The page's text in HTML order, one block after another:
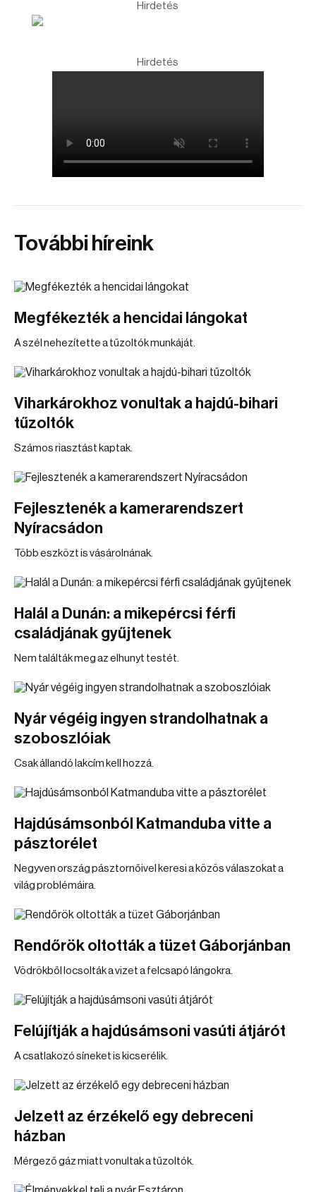
Hirdetés
Hirdetés
További híreink
Megfékezték a hencidai lángokat
A szél nehezítette a tűzoltók munkáját.
Viharkárokhoz vonultak a hajdú-bihari
tűzoltók
Számos riasztást kaptak.
Fejlesztenék a kamerarendszert
Nyíracsádon
Több eszközt is vásárolnának.
Halál a Dunán: a mikepércsi férfi
családjának gyűjtenek
Nem találták meg az elhunyt testét.
Nyár végéig ingyen strandolhatnak a
szoboszlóiak
Csak állandó lakcím kell hozzá.
Hajdúsámsonból Katmanduba vitte a
pásztorélet
Negyven ország pásztornőivel keresi a közös válaszokat a
világ problémáira.
Rendőrök oltották a tüzet Gáborjánban
Vödrökből locsolták a vizet a felcsapó lángokra.
Felújítják a hajdúsámsoni vasúti átjárót
A csatlakozó síneket is kicserélik.
Jelzett az érzékelő egy debreceni
házban
Mérgező gáz miatt vonultak a tűzoltók.